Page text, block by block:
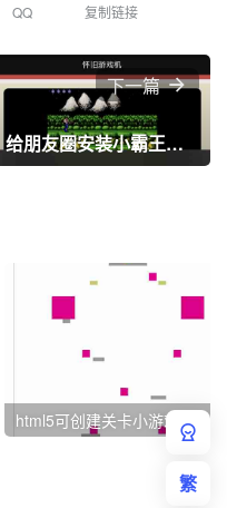
QQ 复制链接
下一篇
给朋友圈安装小霸王游戏机
html5可创建关卡小游戏代码
繁